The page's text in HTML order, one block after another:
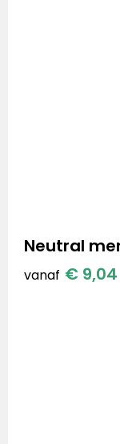
Neutral
vanaf € 9,04